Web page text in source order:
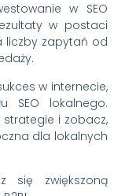
w SEO
w postaci
liczby zapytań od
w internecie,
SEO lokalnego.
i zobacz,
dla lokalnych
się zwiększoną